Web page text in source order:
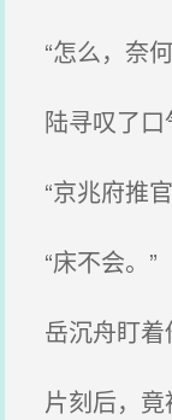
“怎么，奈
陆寻叹了口
“京兆府推
“床不会。”
岳沉舟盯着
片刻后，竟